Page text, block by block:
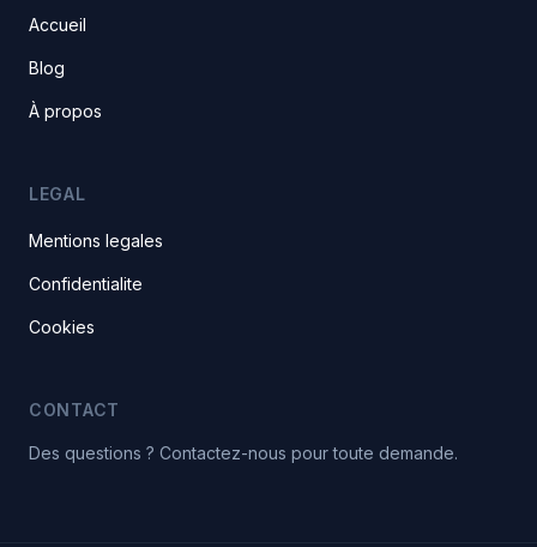
Accueil
Blog
À propos
LEGAL
Mentions legales
Confidentialite
Cookies
CONTACT
Des questions ? Contactez-nous pour toute demande.